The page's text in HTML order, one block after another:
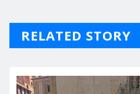
RELATED STORY